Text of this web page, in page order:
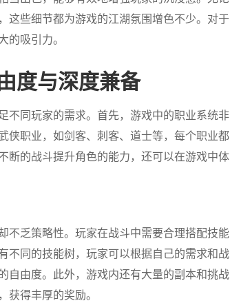
这些细节都为游戏的江湖氛围增色不少。对于
吸引力。
度与深度兼备
不同玩家的需求。首先，游戏中的职业系统非
侠职业，如剑客、刺客、道士等，每个职业都
断的战斗提升角色的能力，还可以在游戏中体
不乏策略性。玩家在战斗中需要合理搭配技能
不同的技能树，玩家可以根据自己的需求和战
自由度。此外，游戏内还有大量的副本和挑战
得丰厚的奖励。